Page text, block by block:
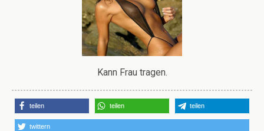
Kann Frau tragen.
teilen teilen teilen
twittern